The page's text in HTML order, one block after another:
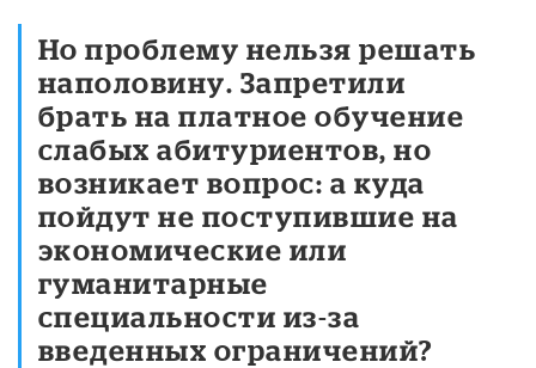
Но проблему нельзя решать
наполовину. Запретили
брать на платное обучение
слабых абитуриентов, но
возникает вопрос: а куда
пойдут не поступившие на
экономические или
гуманитарные
специальности из-за
введенных ограничений?